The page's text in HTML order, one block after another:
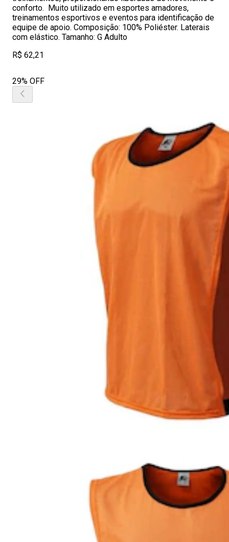
conforto. Muito utilizado em esportes amadores,
treinamentos esportivos e eventos para identificação de
equipe de apoio. Composição: 100% Poliéster. Laterais
com elástico. Tamanho: G Adulto
R$ 62,21
29% OFF